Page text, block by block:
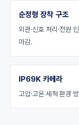
순정형 장착 구조
외관·신호 처리·전원
마감.
IP69K 카메라
고압·고온 세척 환경